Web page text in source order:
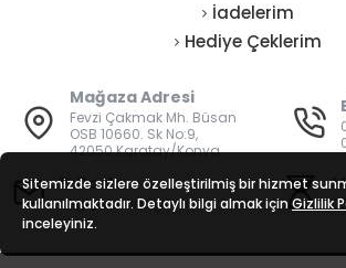
İadelerim
Hediye Çeklerim
Mağaza Adresi
Fevzi Çakmak Mh. Büsan
OSB 10660. Sk No:9,
42050 Karatay/Konya
E-Posta
bilgi@vatanisguvenligi.com
Sitemizde sizlere özelleştirilmiş bir hizmet
kullanılmaktadır. Detaylı bilgi almak için Gizlilik
inceleyiniz.